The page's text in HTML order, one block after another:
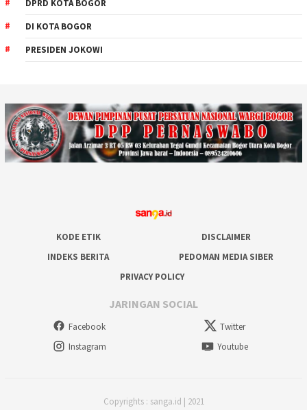
DPRD KOTA BOGOR
DI KOTA BOGOR
PRESIDEN JOKOWI
KODE ETIK
DISCLAIMER
INDEKS BERITA
PEDOMAN MEDIA SIBER
PRIVACY POLICY
JARINGAN SOCIAL
Facebook
Twitter
Instagram
Youtube
Copyrights : sanga.id | 2021